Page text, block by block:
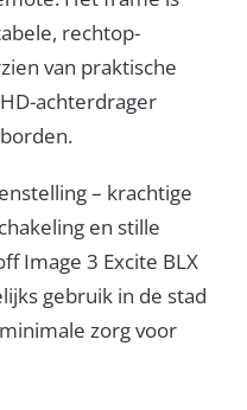
rechtop-
van praktische
achterdrager
– krachtige
en stille
Image 3 Excite BLX
gebruik in de stad
zorg voor